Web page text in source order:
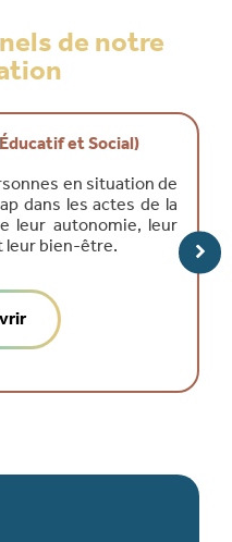
de notre
et Social)
en situation de
dans les actes de la
leur autonomie, leur
leur bien-être.